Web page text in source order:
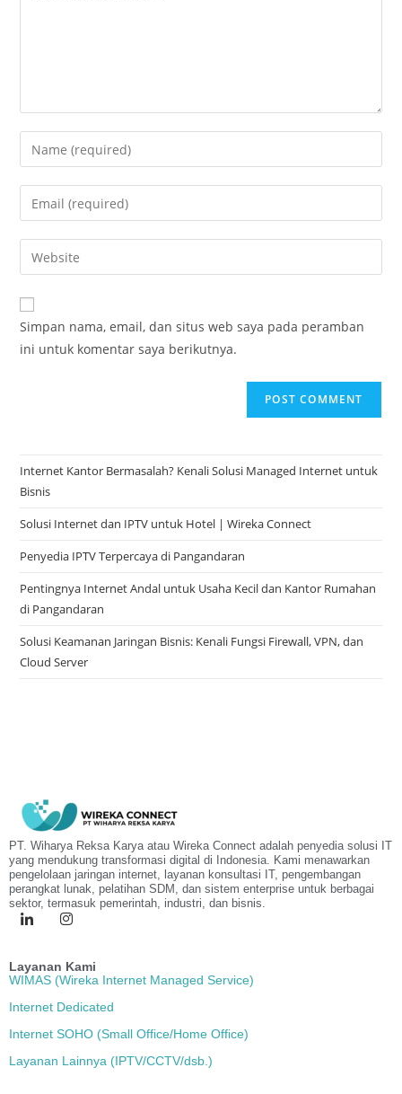
Simpan nama, email, dan situs web saya pada peramban
ini untuk komentar saya berikutnya.
Internet Kantor Bermasalah? Kenali Solusi Managed Internet untuk
Bisnis
Solusi Internet dan IPTV untuk Hotel | Wireka Connect
Penyedia IPTV Terpercaya di Pangandaran
Pentingnya Internet Andal untuk Usaha Kecil dan Kantor Rumahan
di Pangandaran
Solusi Keamanan Jaringan Bisnis: Kenali Fungsi Firewall, VPN, dan
Cloud Server
PT. Wiharya Reksa Karya atau Wireka Connect adalah penyedia solusi IT
yang mendukung transformasi digital di Indonesia. Kami menawarkan
pengelolaan jaringan internet, layanan konsultasi IT, pengembangan
perangkat lunak, pelatihan SDM, dan sistem enterprise untuk berbagai
sektor, termasuk pemerintah, industri, dan bisnis.
Layanan Kami
WIMAS (Wireka Internet Managed Service)
Internet Dedicated
Internet SOHO (Small Office/Home Office)
Layanan Lainnya (IPTV/CCTV/dsb.)